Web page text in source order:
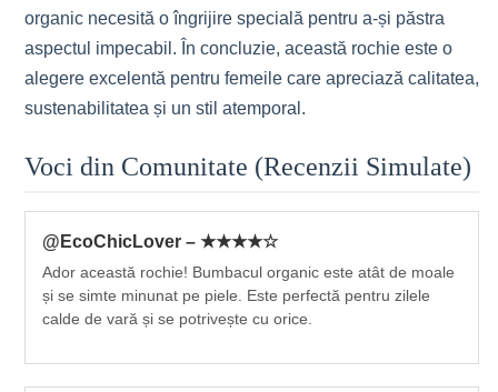
organic necesită o îngrijire specială pentru a-și păstra
aspectul impecabil. În concluzie, această rochie este o
alegere excelentă pentru femeile care apreciază calitatea,
sustenabilitatea și un stil atemporal.
Voci din Comunitate (Recenzii Simulate)
@EcoChicLover – ★★★★☆
Ador această rochie! Bumbacul organic este atât de moale
și se simte minunat pe piele. Este perfectă pentru zilele
calde de vară și se potrivește cu orice.